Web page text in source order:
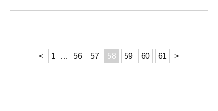
< 1 … 56 57 58 59 60 61 >